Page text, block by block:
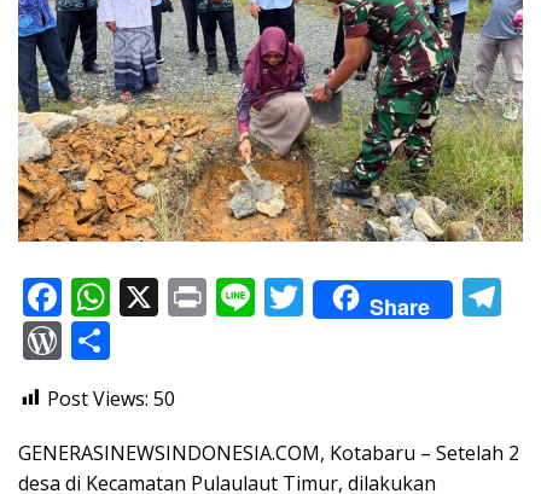
F
ac
e
b
o
W
h
s
A
X Pr
in
Li
n
T
w
Share
a
W
or
d
Pr
ar
e
Post Views: 50
GENERASINEWSINDONESIA.COM, Kotabaru – Setelah 2
desa di Kecamatan Pulaulaut Timur, dilakukan